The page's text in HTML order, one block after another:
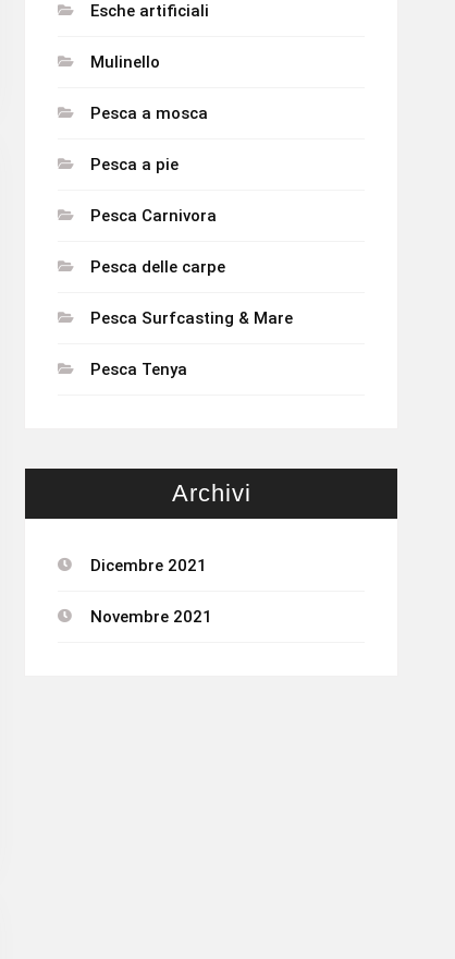
Esche artificiali
Mulinello
Pesca a mosca
Pesca a pie
Pesca Carnivora
Pesca delle carpe
Pesca Surfcasting & Mare
Pesca Tenya
Archivi
Dicembre 2021
Novembre 2021